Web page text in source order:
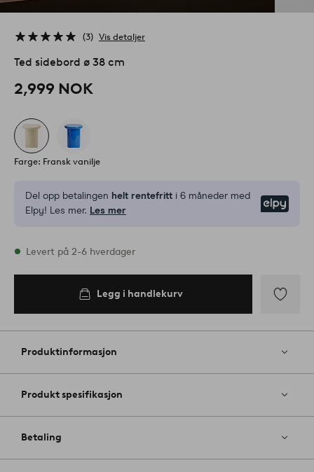
3 Vis detaljer
Ted sidebord ø 38 cm
2,999 NOK
Farge: Fransk vanilje
Del opp betalingen helt rentefritt i 6 måneder med
Elpy! Les mer. Les mer
På lager
Levert på 2-6 hverdager
Legg i handlekurv
til
Produktinformasjon
Produkt spesifikasjon
Betaling